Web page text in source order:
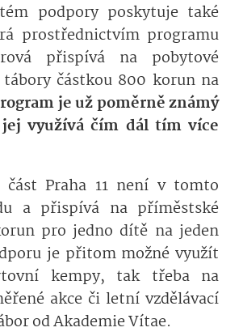
podpory poskytuje také
prostřednictvím programu
přispívá na pobytové
částkou 800 korun na
je už poměrně známý
využívá čím dál tím více
část Praha 11 není v tomto
a přispívá na příměstské
pro jedno dítě na jeden
je přitom možné využít
kempy, tak třeba na
akce či letní vzdělávací
od Akademie Vítae.